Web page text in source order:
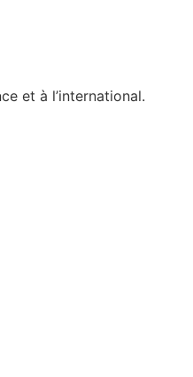
et à l’international.